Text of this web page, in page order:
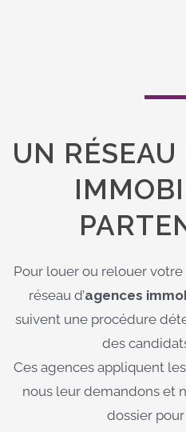
UN RÉSEAU
Pour louer ou relouer votre
réseau d’agences
suivent une procédure
des
Ces agences appliquent
nous leur demandons et
dossier